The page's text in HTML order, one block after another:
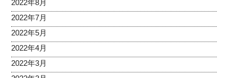
2022年8月
2022年7月
2022年5月
2022年4月
2022年3月